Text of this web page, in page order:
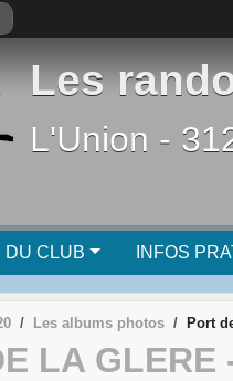
Les
L'Union -
DU CLUB INFOS
Les albums photos Port
LA GLERE
cookies